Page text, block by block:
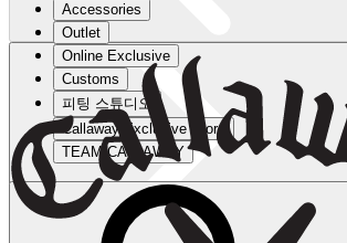
Accessories
Outlet
Online Exclusive
Customs
피팅 스튜디오
Callaway Exclusive Store
TEAM CALLAWAY